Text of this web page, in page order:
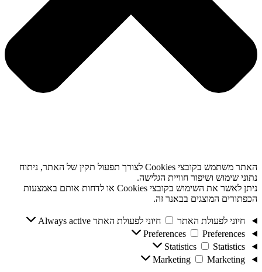
האתר משתמש בקובצי Cookies לצורך תפעול תקין של האתר, ניתוח
נתוני שימוש ושיפור חוויית הגלישה.
ניתן לאשר את השימוש בקובצי Cookies או לדחות אותם באמצעות
הכפתורים המוצגים בבאנר זה.
חיוני לפעולת האתר חיוני לפעולת האתר Always active
Preferences
Preferences
Statistics
Statistics
Marketing
Marketing